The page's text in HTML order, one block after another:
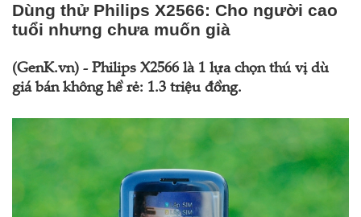
Dùng thử Philips X2566: Cho người cao
tuổi nhưng chưa muốn già
(GenK.vn) - Philips X2566 là 1 lựa chọn thú vị dù
giá bán không hề rẻ: 1.3 triệu đồng.